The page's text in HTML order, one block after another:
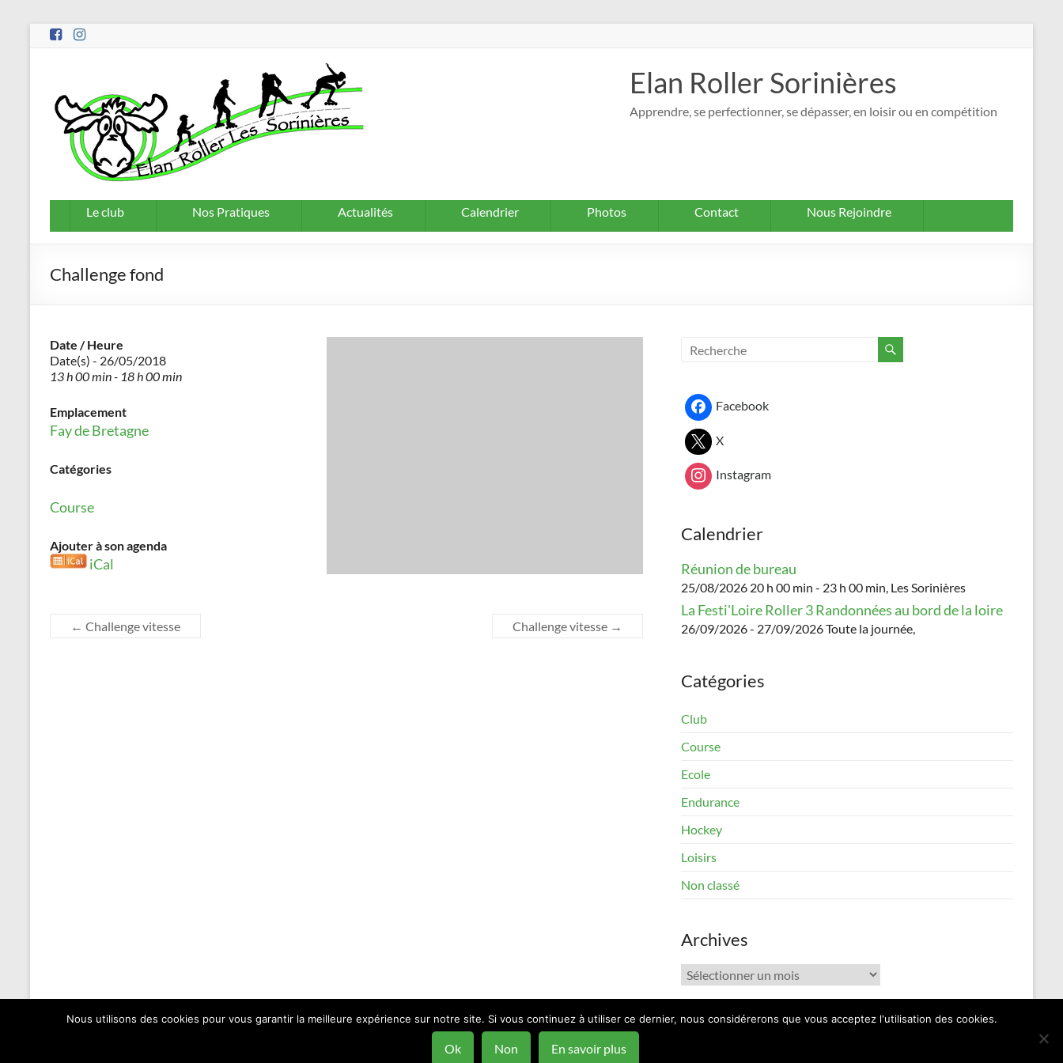
Aller
Elan Roller Sorinières
Apprendre, se perfectionner, se dépasser, en loisir ou en compétition
Le club Nos Pratiques Actualités Calendrier Photos Contact Nous Rejoindre
Challenge fond
Date / Heure
Date(s) - 26/05/2018
13 h 00 min - 18 h 00 min
Emplacement
Fay de Bretagne
Catégories
Course
Ajouter à son agenda
iCal
← Challenge vitesse Challenge vitesse →
Facebook
X
Instagram
Calendrier
Réunion de bureau
25/08/2026 20 h 00 min - 23 h 00 min, Les Sorinières
La Festi'Loire Roller 3 Randonnées au bord de la loire
26/09/2026 - 27/09/2026 Toute la journée,
Catégories
Club
Course
Ecole
Endurance
Hockey
Loisirs
Non classé
Archives
Archives
by ThemeGrill. Powered by: WordPress .
Nous utilisons des cookies pour vous garantir la meilleure expérience sur notre site. Si vous continuez à utiliser ce dernier, nous considérerons que vous acceptez l'utilisation des cookies.
Ok Non En savoir plus